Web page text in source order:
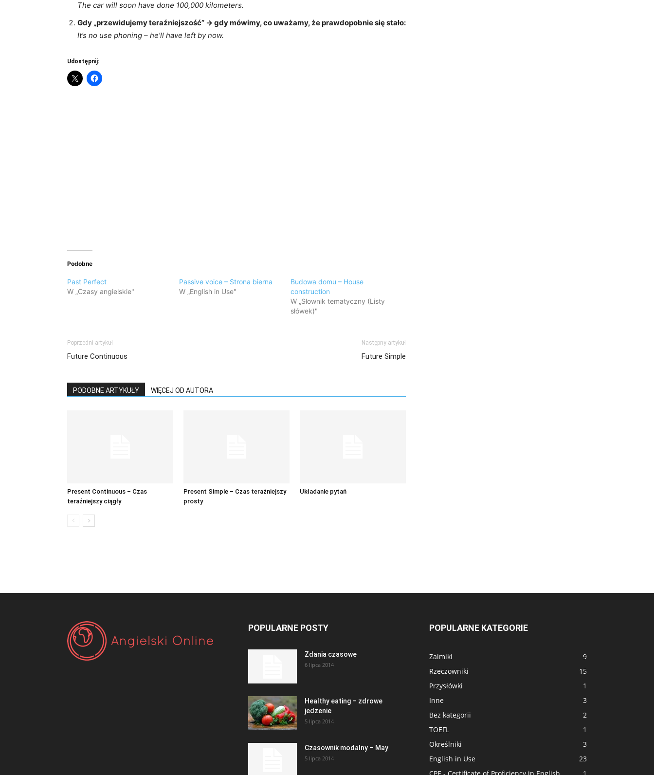
The car will soon have done 100,000 kilometers.
Gdy „przewidujemy teraźniejszość” -> gdy mówimy, co uważamy, że prawdopobnie się stało:
It’s no use phoning – he’ll have left by now.
Udostępnij:
Podobne
Past Perfect
W „Czasy angielskie"
Passive voice – Strona bierna
W „English in Use"
Budowa domu – House
construction
W „Słownik tematyczny (Listy
słówek)"
Poprzedni artykuł
Future Continuous
Następny artykuł
Future Simple
PODOBNE ARTYKUŁY WIĘCEJ OD AUTORA
Present Continuous – Czas
teraźniejszy ciągły
Present Simple – Czas teraźniejszy
prosty
Układanie pytań
POPULARNE POSTY
Zdania czasowe
6 lipca 2014
Healthy eating – zdrowe
jedzenie
5 lipca 2014
Czasownik modalny – May
5 lipca 2014
POPULARNE KATEGORIE
Zaimiki
9
Rzeczowniki
15
Przysłówki
1
Inne
3
Bez kategorii
2
TOEFL
1
Określniki
3
English in Use
23